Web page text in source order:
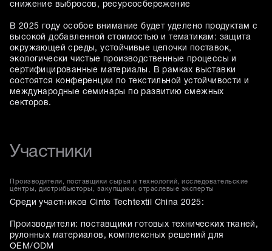
снижение выбросов, ресурсосбережение
В 2025 году особое внимание будет уделено продуктам с
высокой добавленной стоимостью и тематикам: защита
окружающей среды, устойчивые цепочки поставок,
экологически чистые производственные процессы и
сертифицированные материалы. В рамках выставки
состоятся конференции по текстильной устойчивости и
международные семинары по развитию смежных
секторов.
Участники
Производители, поставщики сырья и технологий, исследовательские
центры, дистрибьюторы, закупщики, отраслевые эксперты
Среди участников Cinte Techtextil China 2025:
Производители: поставщики готовых технических тканей,
рулонных материалов, комплексных решений для
OEM/ODM